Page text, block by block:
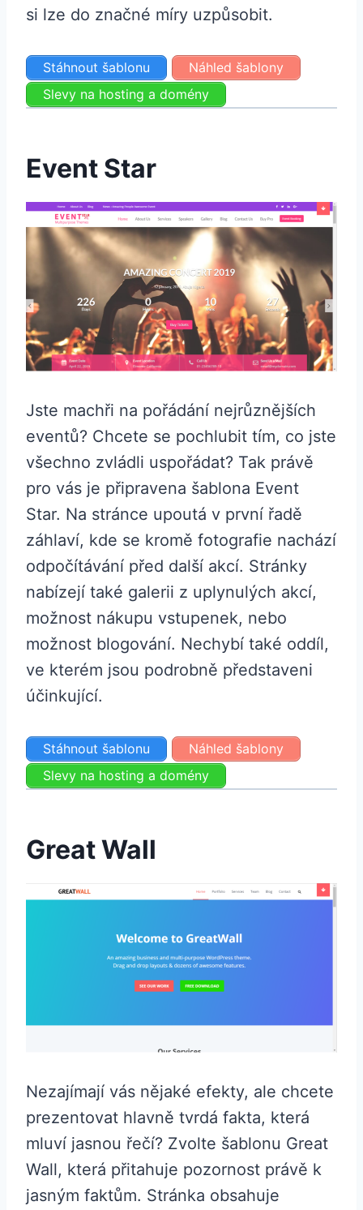
si lze do značné míry uzpůsobit.
Stáhnout šablonu
Náhled šablony
Slevy na hosting a domény
Event Star
Jste machři na pořádání nejrůznějších
eventů? Chcete se pochlubit tím, co jste
všechno zvládli uspořádat? Tak právě
pro vás je připravena šablona Event
Star. Na stránce upoutá v první řadě
záhlaví, kde se kromě fotografie nachází
odpočítávání před další akcí. Stránky
nabízejí také galerii z uplynulých akcí,
možnost nákupu vstupenek, nebo
možnost blogování. Nechybí také oddíl,
ve kterém jsou podrobně představeni
účinkující.
Stáhnout šablonu
Náhled šablony
Slevy na hosting a domény
Great Wall
Nezajímají vás nějaké efekty, ale chcete
prezentovat hlavně tvrdá fakta, která
mluví jasnou řečí? Zvolte šablonu Great
Wall, která přitahuje pozornost právě k
jasným faktům. Stránka obsahuje